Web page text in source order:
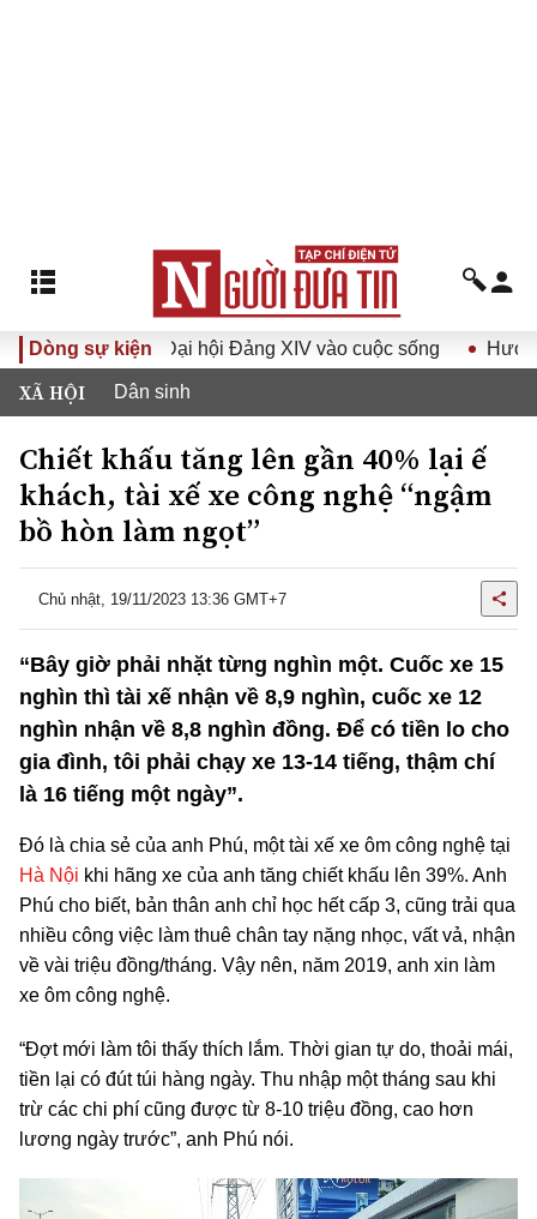
Dòng sự kiện
quyết Đại hội Đảng XIV vào cuộc sống Hướng tới Đại
XÃ HỘI Dân sinh
Chiết khấu tăng lên gần 40% lại ế
khách, tài xế xe công nghệ “ngậm
bồ hòn làm ngọt”
Chủ nhật, 19/11/2023 13:36 GMT+7
“Bây giờ phải nhặt từng nghìn một. Cuốc xe 15
nghìn thì tài xế nhận về 8,9 nghìn, cuốc xe 12
nghìn nhận về 8,8 nghìn đồng. Để có tiền lo cho
gia đình, tôi phải chạy xe 13-14 tiếng, thậm chí
là 16 tiếng một ngày”.
Đó là chia sẻ của anh Phú, một tài xế xe ôm công nghệ tại
Hà Nội khi hãng xe của anh tăng chiết khấu lên 39%. Anh
Phú cho biết, bản thân anh chỉ học hết cấp 3, cũng trải qua
nhiều công việc làm thuê chân tay nặng nhọc, vất vả, nhận
về vài triệu đồng/tháng. Vậy nên, năm 2019, anh xin làm
xe ôm công nghệ.
“Đợt mới làm tôi thấy thích lắm. Thời gian tự do, thoải mái,
tiền lại có đút túi hàng ngày. Thu nhập một tháng sau khi
trừ các chi phí cũng được từ 8-10 triệu đồng, cao hơn
lương ngày trước”, anh Phú nói.